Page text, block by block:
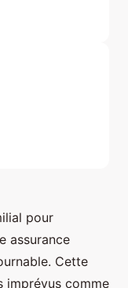
pour
assurance
Cette
imprévus comme